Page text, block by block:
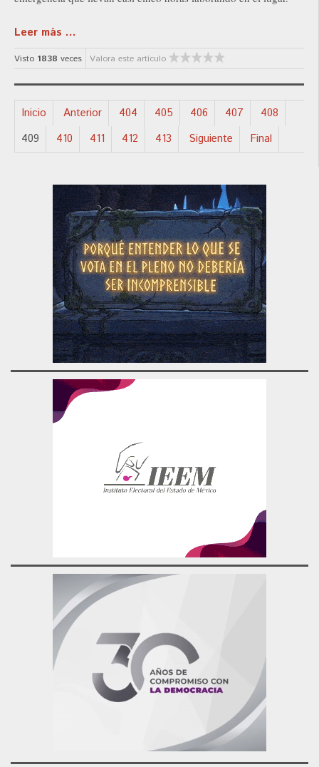
Leer más ...
Visto 1838 veces Valora este artículo
Inicio Anterior 404 405 406 407
408
409
410 411 412 413 Siguiente Final